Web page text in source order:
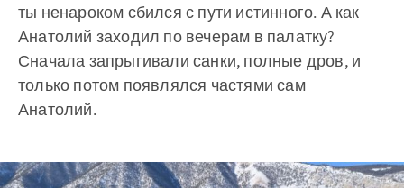
ты ненароком сбился с пути истинного. А как
Анатолий заходил по вечерам в палатку?
Сначала запрыгивали санки, полные дров, и
только потом появлялся частями сам
Анатолий.